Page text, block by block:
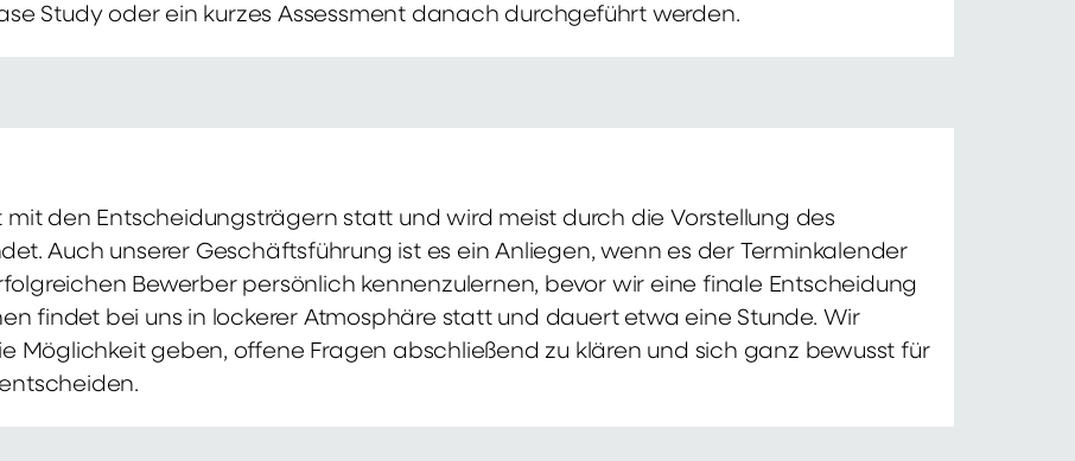
Study oder ein kurzes Assessment danach durchgeführt werden.
den Entscheidungsträgern statt und wird meist durch die Vorstellung des
Auch unserer Geschäftsführung ist es ein Anliegen, wenn es der Terminkalender
Bewerber persönlich kennenzulernen, bevor wir eine finale Entscheidung
findet bei uns in lockerer Atmosphäre statt und dauert etwa eine Stunde. Wir
Möglichkeit geben, offene Fragen abschließend zu klären und sich ganz bewusst für